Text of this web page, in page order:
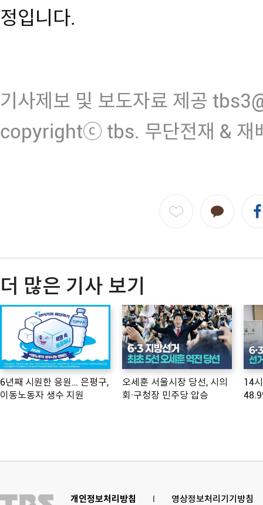
정입니다.
기사제보 및 보도자료 제공
copyrightⓒ tbs. 무단전재 & 재
더 많은 기사 보기
6년째 시원한 응원… 은평구,
이동노동자 생수 지원
오세훈 서울시장 당선, 시의
회·구청장 민주당 압승
14
개인정보처리방침 l 영상정보처리기기방침